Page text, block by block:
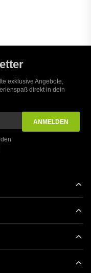
exklusive Angebote,
direkt in dein